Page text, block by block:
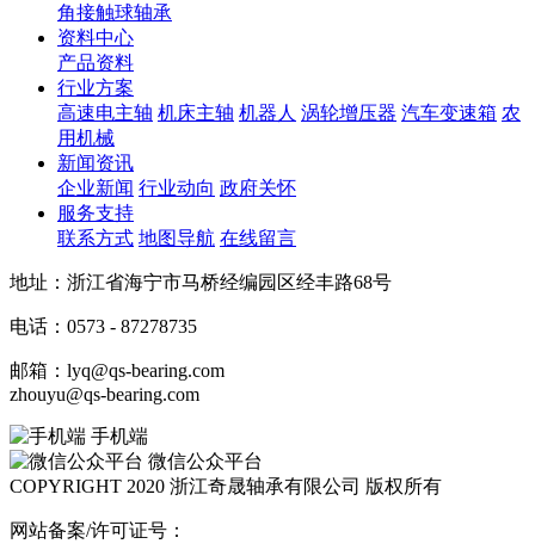
角接触球轴承
资料中心
产品资料
行业方案
高速电主轴 机床主轴 机器人 涡轮增压器 汽车变速箱 农
用机械
新闻资讯
企业新闻 行业动向 政府关怀
服务支持
联系方式 地图导航 在线留言
地址：浙江省海宁市马桥经编园区经丰路68号
电话：0573 - 87278735
邮箱：lyq@qs-bearing.com
zhouyu@qs-bearing.com
手机端
微信公众平台
COPYRIGHT 2020 浙江奇晟轴承有限公司 版权所有
网站备案/许可证号：